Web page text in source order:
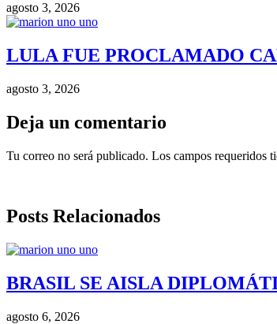
agosto 3, 2026
LULA FUE PROCLAMADO
agosto 3, 2026
Deja un comentario
Tu correo no será publicado. Los campos requeridos
Posts Relacionados
BRASIL SE AISLA
agosto 6, 2026